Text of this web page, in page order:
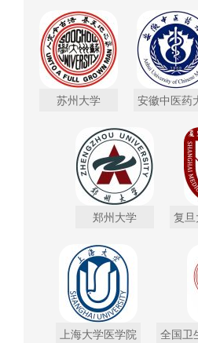
苏州大学 安徽中医药
郑州大学 复
上海大学医学院 全国卫